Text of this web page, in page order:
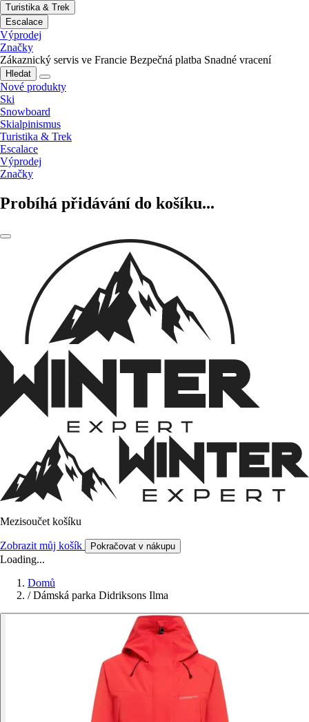
Turistika & Trek
Escalace
Výprodej
Značky
Zákaznický servis ve Francie Bezpečná platba Snadné vracení
Hledat
Nové produkty
Ski
Snowboard
Skialpinismus
Turistika & Trek
Escalace
Výprodej
Značky
Probíhá přidávání do košíku...
Mezisoučet košíku
Zobrazit můj košík Pokračovat v nákupu
Loading...
Domů
/ Dámská parka Didriksons Ilma